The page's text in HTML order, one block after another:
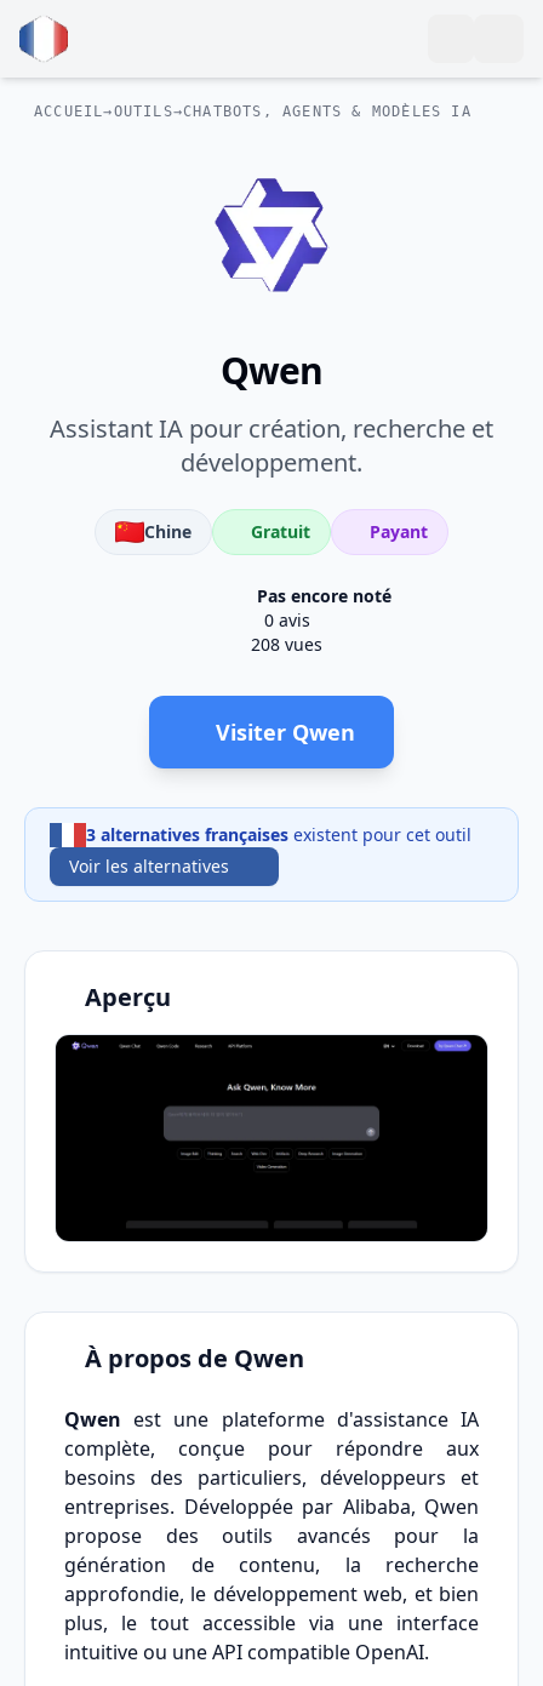
ACCUEIL→OUTILS→CHATBOTS, AGENTS & MODÈLES IA
Qwen
Assistant IA pour création, recherche et
développement.
Chine Gratuit Payant
Pas encore noté
0 avis
208 vues
Visiter Qwen
3 alternatives françaises existent pour cet outil
Voir les alternatives
Aperçu
À propos de Qwen
Qwen est une plateforme d'assistance IA
complète, conçue pour répondre aux
besoins des particuliers, développeurs et
entreprises. Développée par Alibaba, Qwen
propose des outils avancés pour la
génération de contenu, la recherche
approfondie, le développement web, et bien
plus, le tout accessible via une interface
intuitive ou une API compatible OpenAI.